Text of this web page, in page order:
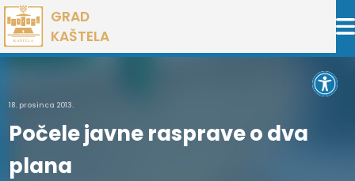
Preskoči
na
sadržaj
GRAD
KAŠTELA
18. prosinca 2013.
Počele javne rasprave o dva
plana